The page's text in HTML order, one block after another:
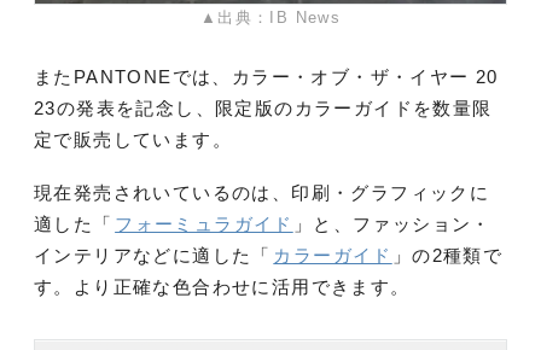
▲出典：IB News
またPANTONEでは、カラー・オブ・ザ・イヤー 20
23の発表を記念し、限定版のカラーガイドを数量限
定で販売しています。
現在発売されいているのは、印刷・グラフィックに
適した「 フォーミュラガイド 」と、ファッション・
インテリアなどに適した「 カラーガイド 」の2種類で
す。より正確な色合わせに活用できます。